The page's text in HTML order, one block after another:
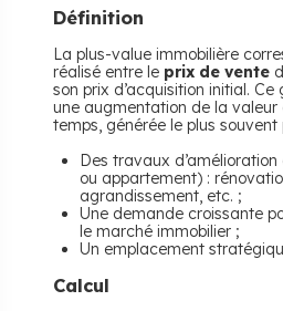
Définition
La plus-value immobilière
réalisé entre le prix de vente
son prix d’acquisition initial. Ce
une augmentation de la valeur
temps, générée le plus souvent
Des travaux
ou appartement) :
agrandissement, etc. ;
Une demande croissante
le marché immobilier ;
Un emplacement
Calcul